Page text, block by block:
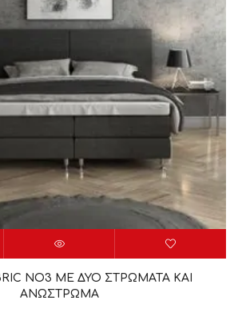
NO3 ΜΕ ΔΥΟ ΣΤΡΩΜΑΤΑ ΚΑΙ
ΑΝΩΣΤΡΩΜΑ